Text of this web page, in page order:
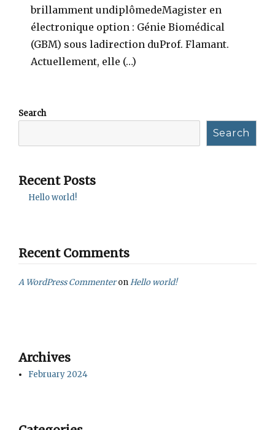
brillamment undiplômedeMagister en
électronique option : Génie Biomédical
(GBM) sous ladirection duProf. Flamant.
Actuellement, elle (…)
Search
Search
Recent Posts
Hello world!
Recent Comments
A WordPress CommenteronHello world!
Archives
February 2024